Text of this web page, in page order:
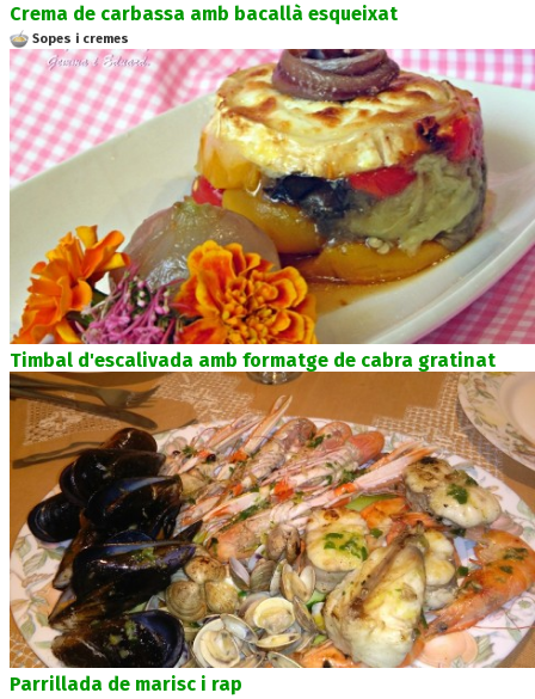
Crema de carbassa amb bacallà esqueixat
Sopes i cremes
Timbal d'escalivada amb formatge de cabra gratinat
Parrillada de marisc i rap